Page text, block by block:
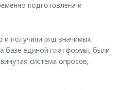
подготовлена и
и получили ряд значимых
базе единой платформы, были
система опросов,